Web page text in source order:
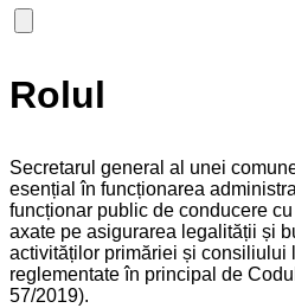
Rolul
Secretarul general al unei
esențial în funcționarea
funcționar public de conducere
axate pe asigurarea legalității și
activităților primăriei și consiliului
reglementate în principal de
57/2019).